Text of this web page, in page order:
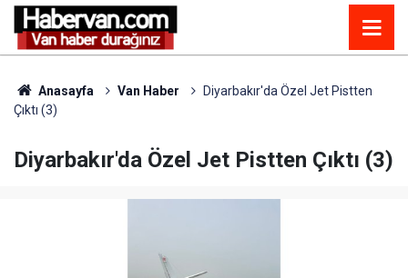
Anasayfa Van Haber
Diyarbakır'da Özel Jet Pistten
Çıktı (3)
Diyarbakır'da Özel Jet Pistten Çıktı (3)